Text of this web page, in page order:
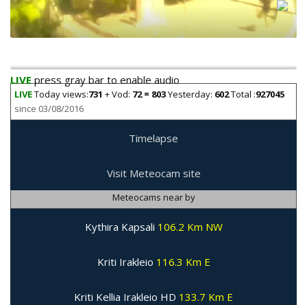
LIVEpress gray bar to enable audio
LIVEToday views:731 + Vod: 72 = 803Yesterday: 602Total :927045
since 03/08/2016
Timelapse
Visit Meteocam site
Meteocams near by
Kythira Kapsali 106.2 Km NW
Kriti Irakleio 116.3 Km E
Kriti Kellia Irakleio HD 133.7 Km E